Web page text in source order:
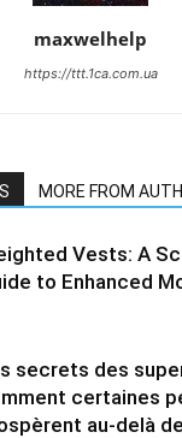
maxwelhelp
https://ttt.1ca.com.ua
MORE FROM
Vests: A
to Enhanced
secrets des
certaines
au-delà